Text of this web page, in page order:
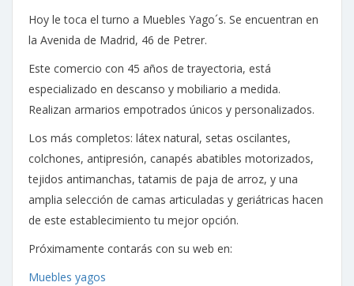
Hoy le toca el turno a Muebles Yago´s. Se encuentran en
la Avenida de Madrid, 46 de Petrer.
Este comercio con 45 años de trayectoria, está
especializado en descanso y mobiliario a medida.
Realizan armarios empotrados únicos y personalizados.
Los más completos: látex natural, setas oscilantes,
colchones, antipresión, canapés abatibles motorizados,
tejidos antimanchas, tatamis de paja de arroz, y una
amplia selección de camas articuladas y geriátricas hacen
de este establecimiento tu mejor opción.
Próximamente contarás con su web en:
Muebles yagos